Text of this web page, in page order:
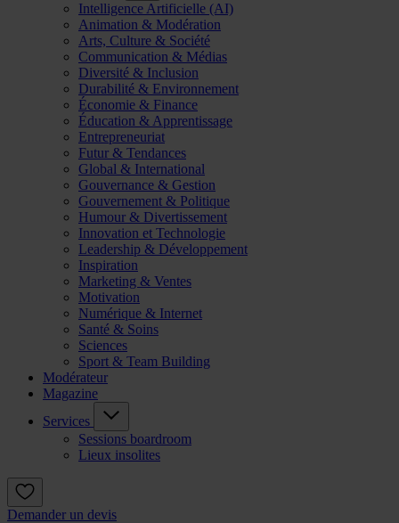
Intelligence Artificielle (AI)
Animation & Modération
Arts, Culture & Société
Communication & Médias
Diversité & Inclusion
Durabilité & Environnement
Économie & Finance
Éducation & Apprentissage
Entrepreneuriat
Futur & Tendances
Global & International
Gouvernance & Gestion
Gouvernement & Politique
Humour & Divertissement
Innovation et Technologie
Leadership & Développement
Inspiration
Marketing & Ventes
Motivation
Numérique & Internet
Santé & Soins
Sciences
Sport & Team Building
Modérateur
Magazine
Services
Sessions boardroom
Lieux insolites
Demander un devis